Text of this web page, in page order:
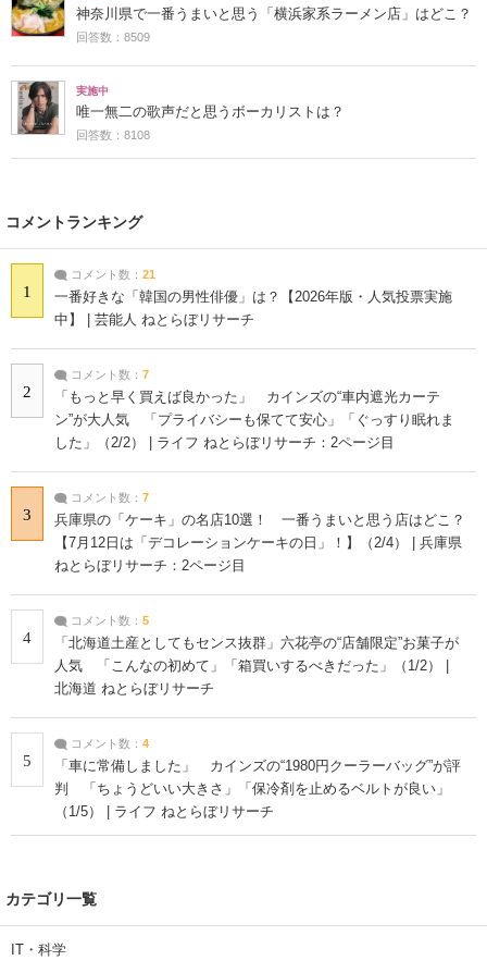
神奈川県で一番うまいと思う「横浜家系ラーメン店」はどこ？
回答数：8509
実施中
唯一無二の歌声だと思うボーカリストは？
回答数：8108
コメントランキング
1
コメント数： 21
一番好きな「韓国の男性俳優」は？【2026年版・人気投票実施
中】 | 芸能人 ねとらぼリサーチ
2
コメント数： 7
「もっと早く買えば良かった」 カインズの“車内遮光カーテ
ン”が大人気 「プライバシーも保てて安心」「ぐっすり眠れま
した」（2/2） | ライフ ねとらぼリサーチ：2ページ目
3
コメント数： 7
兵庫県の「ケーキ」の名店10選！ 一番うまいと思う店はどこ？
【7月12日は「デコレーションケーキの日」！】（2/4） | 兵庫県
ねとらぼリサーチ：2ページ目
4
コメント数： 5
「北海道土産としてもセンス抜群」六花亭の“店舗限定”お菓子が
人気 「こんなの初めて」「箱買いするべきだった」（1/2） |
北海道 ねとらぼリサーチ
5
コメント数： 4
「車に常備しました」 カインズの“1980円クーラーバッグ”が評
判 「ちょうどいい大きさ」「保冷剤を止めるベルトが良い」
（1/5） | ライフ ねとらぼリサーチ
カテゴリ一覧
IT・科学